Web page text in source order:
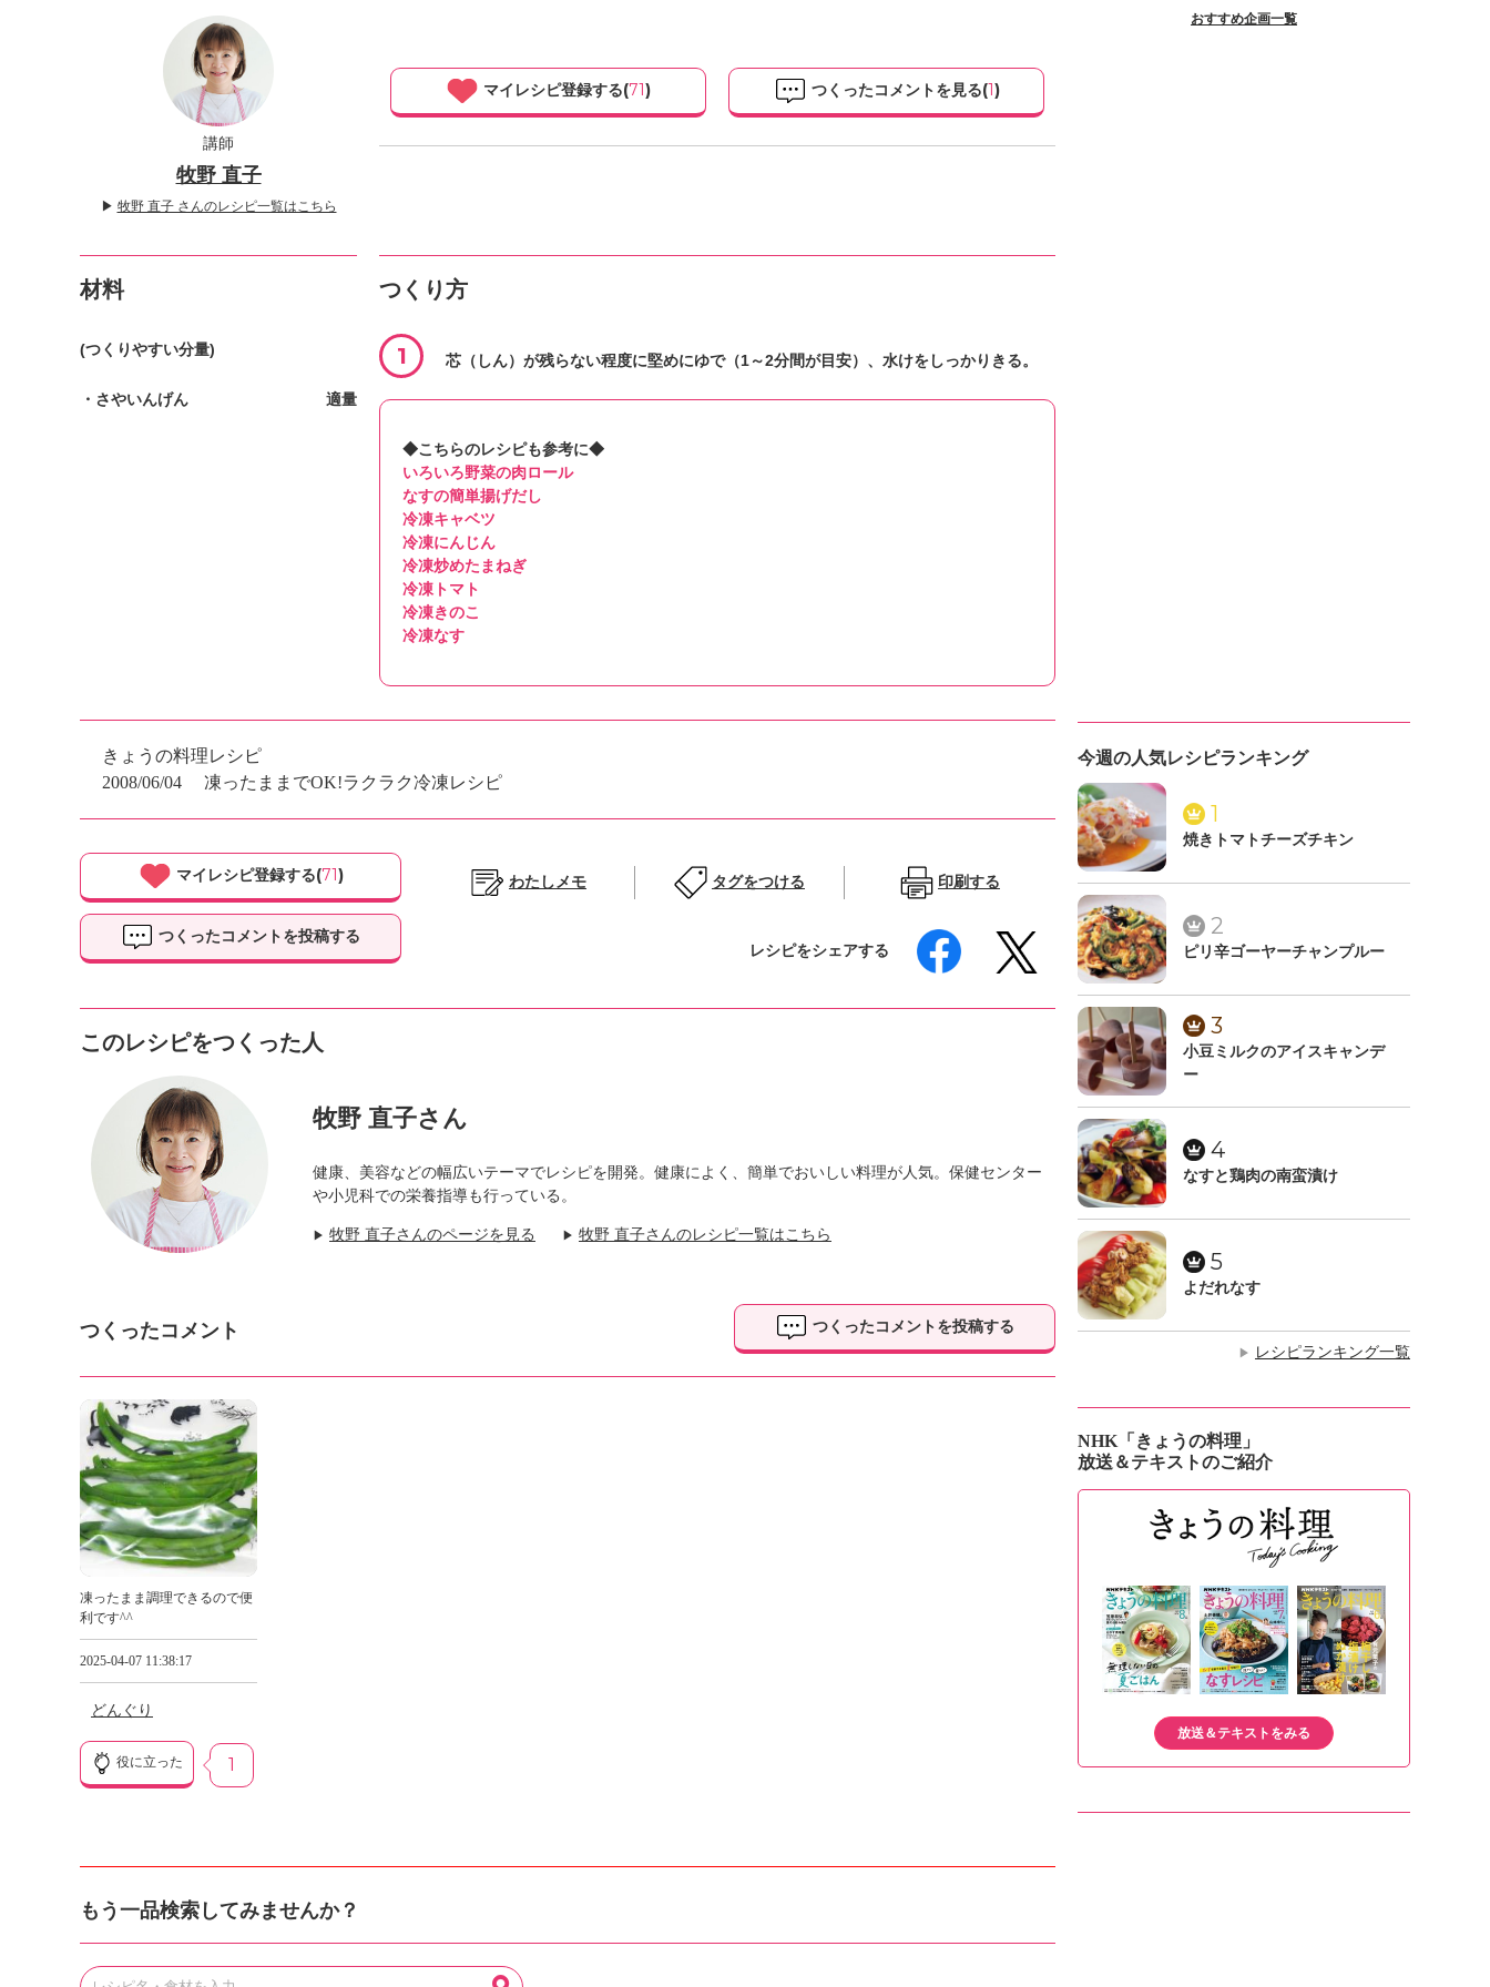
講師
牧野 直子
▶ 牧野 直子 さんのレシピ一覧はこちら
マイレシピ登録する(71) つくったコメントを見る(1)
材料
(つくりやすい分量)
・さやいんげん 適量
つくり方
1 芯（しん）が残らない程度に堅めにゆで（1～2分間が目安）、水けをしっかりきる。
◆こちらのレシピも参考に◆
いろいろ野菜の肉ロール
なすの簡単揚げだし
冷凍キャベツ
冷凍にんじん
冷凍炒めたまねぎ
冷凍トマト
冷凍きのこ
冷凍なす
きょうの料理レシピ
2008/06/04
凍ったままでOK!ラクラク冷凍レシピ
マイレシピ登録する(71)
つくったコメントを投稿する
わたしメモ タグをつける 印刷する
レシピをシェアする
このレシピをつくった人
牧野 直子さん
健康、美容などの幅広いテーマでレシピを開発。健康によく、簡単でおいしい料理が人気。保健センター
や小児科での栄養指導も行っている。
▶ 牧野 直子さんのページを見る ▶ 牧野 直子さんのレシピ一覧はこちら
つくったコメント つくったコメントを投稿する
凍ったまま調理できるので便
利です^^
2025-04-07 11:38:17
どんぐり
役に立った 1
もう一品検索してみませんか？
おすすめ企画一覧
今週の人気レシピランキング
1
焼きトマトチーズチキン
2
ピリ辛ゴーヤーチャンプルー
3
小豆ミルクのアイスキャンデ
ー
4
なすと鶏肉の南蛮漬け
5
よだれなす
▶ レシピランキング一覧
NHK「きょうの料理」
放送＆テキストのご紹介
放送＆テキストをみる